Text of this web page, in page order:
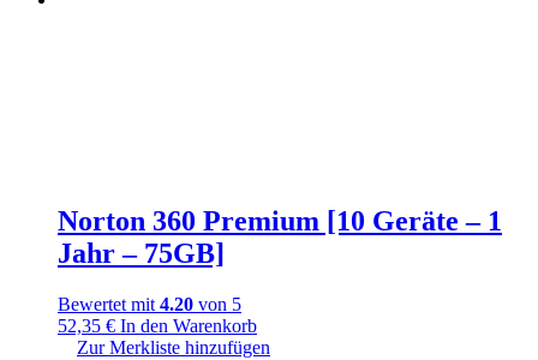
Norton 360 Premium [10 Geräte – 1
Jahr – 75GB]
Bewertet mit 4.20 von 5
52,35 € In den Warenkorb
Zur Merkliste hinzufügen